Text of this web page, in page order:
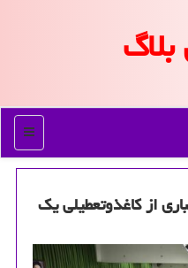
منو
از كاغذوتعطیلی یك